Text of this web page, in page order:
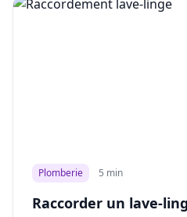
Plomberie 5 min
Raccorder un lave-